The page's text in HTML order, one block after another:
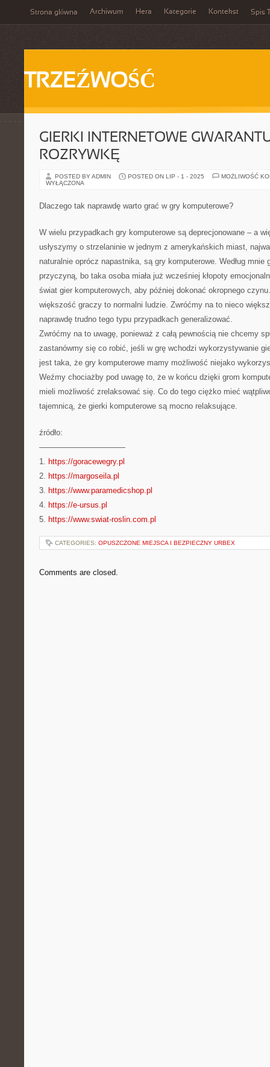
Strona główna Archiwum Hera Kategorie Kontekst Spis
TRZEŹWOŚĆ
GIERKI INTERNETOWE
ROZRYWKĘ
POSTED BY ADMIN POSTED ON LIP - 1 - 2025
MOŻLIWOŚĆ
WYŁĄCZONA
Dlaczego tak naprawdę warto grać w gry komputerowe?
W wielu przypadkach gry komputerowe są deprecjonowane – a
usłyszymy o strzelaninie w jednym z amerykańskich miast,
naturalnie oprócz napastnika, są gry komputerowe. Według mnie
przyczyną, bo taka osoba miała już wcześniej kłopoty
świat gier komputerowych, aby później dokonać okropnego
większość graczy to normalni ludzie. Zwróćmy na to nieco
naprawdę trudno tego typu przypadkach generalizować.
Zwróćmy na to uwagę, ponieważ z całą pewnością nie chcemy
zastanówmy się co robić, jeśli w grę wchodzi wykorzystywanie
jest taka, że gry komputerowe mamy możliwość niejako
Weźmy chociażby pod uwagę to, że w końcu dzięki grom
mieli możliwość zrelaksować się. Co do tego ciężko mieć
tajemnicą, że gierki komputerowe są mocno relaksujące.
źródło:
———————————
1. https://goracewegry.pl
2. https://margoseila.pl
3. https://www.paramedicshop.pl
4. https://e-ursus.pl
5. https://www.swiat-roslin.com.pl
CATEGORIES: OPUSZCZONE MIEJSCA I BEZPIECZNY URBEX
Comments are closed.